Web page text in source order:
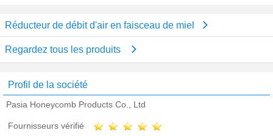
Réducteur de débit d'air en faisceau de miel
Regardez tous les produits
Profil de la société
Pasia Honeycomb Products Co., Ltd
Fournisseurs vérifié